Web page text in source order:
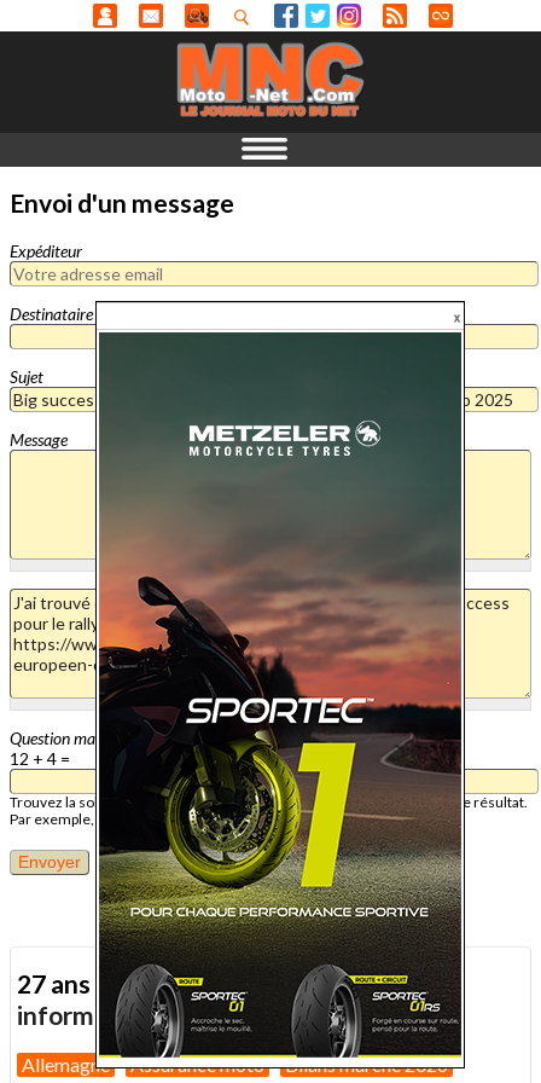
Envoi d'un message
Expéditeur
Destinataire
Sujet
Message
Question mathématique
12 + 4 =
Trouvez la solution de ce problème mathématique simple et saisissez le résultat.
Par exemple, pour 1 + 3, saisissez 4.
27 ans d'actualité moto :toutes nos
informations depuis 1999 !
Allemagne Assurance moto Bilans marché 2026